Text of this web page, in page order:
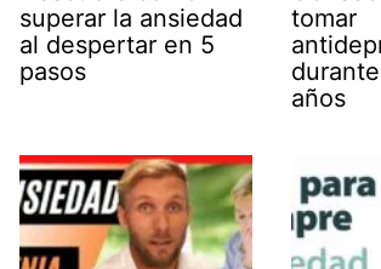
superar la ansiedad
al despertar en 5
pasos
tomar
años